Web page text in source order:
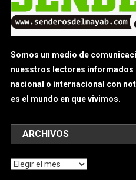
Somos un medio de
nuesstros lectores informados
nacional o internacional con
es el mundo en que vivimos.
ARCHIVOS
Archivos